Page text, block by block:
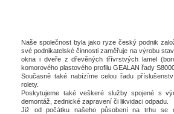
Naše společnost byla jako ryze český podnik
své podnikatelské činnosti zaměřuje na výrobu
okna i dveře z dřevěných třívrstvých lamel
komorového plastového profilu GEALAN řady
Současně také nabízíme celou řadu
rolety.
Poskytujeme také veškeré služby spojené s
demontáž, zednické zapravení či likvidaci odpadu.
Již od počátku našeho působení na trhu se